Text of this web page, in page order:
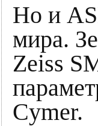
Но и
мира.
Zeiss
Cymer.